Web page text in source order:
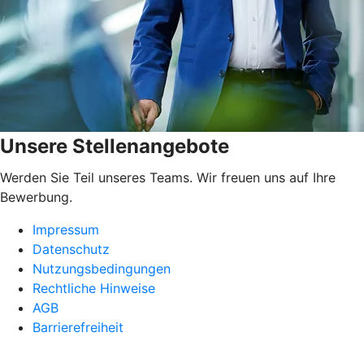
Unsere Stellenangebote
Werden Sie Teil unseres Teams. Wir freuen uns auf Ihre
Bewerbung.
Impressum
Datenschutz
Nutzungsbedingungen
Rechtliche Hinweise
AGB
Barrierefreiheit